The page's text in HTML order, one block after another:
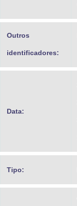
Outros
identificadores:
Data:
Tipo: